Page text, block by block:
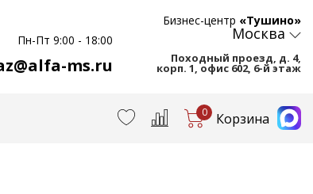
Пн-Пт 9:00 - 18:00
ms.ru
Бизнес-центр «Тушино»
Москва
Походный проезд, д. 4,
корп. 1, офис 602, 6-й этаж
0 Корзина